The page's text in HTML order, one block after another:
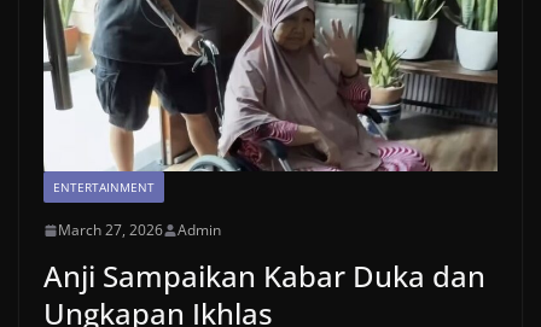
ENTERTAINMENT
March 27, 2026 Admin
Anji Sampaikan Kabar Duka dan
Ungkapan Ikhlas